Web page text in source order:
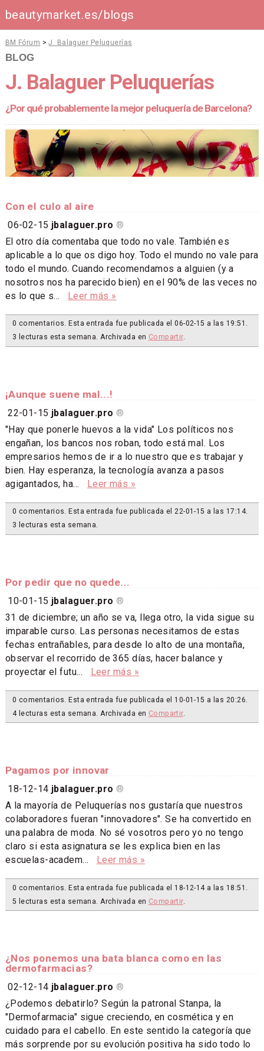
beautymarket.es/blogs
BM Fórum >J. Balaguer Peluquerías
BLOG
J. Balaguer Peluquerías
¿Por qué probablemente la mejor peluquería de Barcelona?
Con el culo al aire
06-02-15 jbalaguer.pro ®
El otro día comentaba que todo no vale. También es
aplicable a lo que os digo hoy. Todo el mundo no vale para
todo el mundo. Cuando recomendamos a alguien (y a
nosotros nos ha parecido bien) en el 90% de las veces no
es lo que s... Leer más »
0 comentarios. Esta entrada fue publicada el 06-02-15 a las 19:51.
3 lecturas esta semana. Archivada en Compartir.
¡Aunque suene mal...!
22-01-15 jbalaguer.pro ®
"Hay que ponerle huevos a la vida" Los políticos nos
engañan, los bancos nos roban, todo está mal. Los
empresarios hemos de ir a lo nuestro que es trabajar y
bien. Hay esperanza, la tecnología avanza a pasos
agigantados, ha... Leer más »
0 comentarios. Esta entrada fue publicada el 22-01-15 a las 17:14.
3 lecturas esta semana.
Por pedir que no quede...
10-01-15 jbalaguer.pro ®
31 de diciembre; un año se va, llega otro, la vida sigue su
imparable curso. Las personas necesitamos de estas
fechas entrañables, para desde lo alto de una montaña,
observar el recorrido de 365 días, hacer balance y
proyectar el futu... Leer más »
0 comentarios. Esta entrada fue publicada el 10-01-15 a las 20:26.
4 lecturas esta semana. Archivada en Compartir.
Pagamos por innovar
18-12-14 jbalaguer.pro ®
A la mayoría de Peluquerías nos gustaría que nuestros
colaboradores fueran "innovadores". Se ha convertido en
una palabra de moda. No sé vosotros pero yo no tengo
claro si esta asignatura se les explica bien en las
escuelas-academ... Leer más »
0 comentarios. Esta entrada fue publicada el 18-12-14 a las 18:51.
5 lecturas esta semana. Archivada en Compartir.
¿Nos ponemos una bata blanca como en las
dermofarmacias?
02-12-14 jbalaguer.pro ®
¿Podemos debatirlo? Según la patronal Stanpa, la
"Dermofarmacia" sigue creciendo, en cosmética y en
cuidado para el cabello. En este sentido la categoría que
más sorprende por su evolución positiva ha sido todo lo